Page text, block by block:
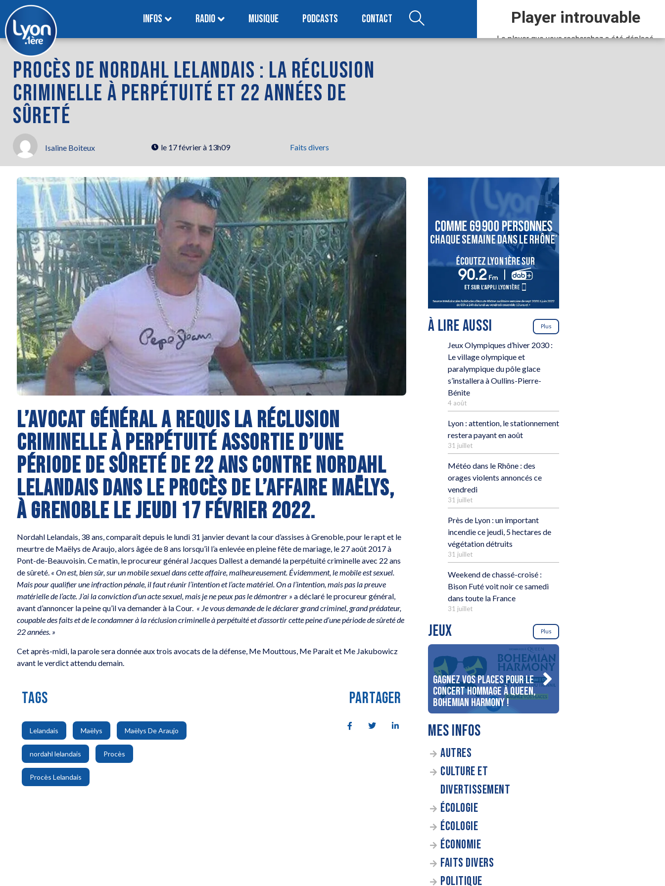
INFOS RADIO MUSIQUE PODCASTS CONTACT
PROCÈS DE NORDAHL LELANDAIS : LA RÉCLUSION
CRIMINELLE À PERPÉTUITÉ ET 22 ANNÉES DE
SÛRETÉ
Isaline Boiteux le 17 février à 13h09 Faits divers
L’AVOCAT GÉNÉRAL A REQUIS LA RÉCLUSION
CRIMINELLE À PERPÉTUITÉ ASSORTIE D’UNE
PÉRIODE DE SÛRETÉ DE 22 ANS CONTRE NORDAHL
LELANDAIS DANS LE PROCÈS DE L’AFFAIRE MAËLYS,
À GRENOBLE LE JEUDI 17 FÉVRIER 2022.
Nordahl Lelandais, 38 ans, comparaît depuis le lundi 31 janvier devant la cour d’assises à Grenoble, pour le rapt et le
meurtre de Maëlys de Araujo, alors âgée de 8 ans lorsqu’il l’a enlevée en pleine fête de mariage, le 27 août 2017 à
Pont-de-Beauvoisin. Ce matin, le procureur général Jacques Dallest a demandé la perpétuité criminelle avec 22 ans
de sûreté. « On est, bien sûr, sur un mobile sexuel dans cette affaire, malheureusement. Évidemment, le mobile est sexuel.
Mais pour qualifier une infraction pénale, il faut réunir l’intention et l’acte matériel. On a l’intention, mais pas la preuve
matérielle de l’acte. J’ai la conviction d’un acte sexuel, mais je ne peux pas le démontrer » a déclaré le procureur général,
avant d’annoncer la peine qu’il va demander à la Cour. « Je vous demande de le déclarer grand criminel, grand prédateur,
coupable des faits et de le condamner à la réclusion criminelle à perpétuité et d’assortir cette peine d’une période de sûreté de
22 années. »
Cet après-midi, la parole sera donnée aux trois avocats de la défense, Me Mouttous, Me Parait et Me Jakubowicz
avant le verdict attendu demain.
TAGS
Lelandais
,
Maëlys
,
Maëlys De Araujo
nordahl lelandais
,
Procès
Procès Lelandais
PARTAGER
À LIRE AUSSI Plus
Jeux Olympiques d’hiver 2030 :
Le village olympique et
paralympique du pôle glace
s’installera à Oullins-Pierre-
Bénite
4 août
Lyon : attention, le stationnement
restera payant en août
31 juillet
Météo dans le Rhône : des
orages violents annoncés ce
vendredi
31 juillet
Près de Lyon : un important
incendie ce jeudi, 5 hectares de
végétation détruits
31 juillet
Weekend de chassé-croisé :
Bison Futé voit noir ce samedi
dans toute la France
31 juillet
JEUX Plus
Gagnez vos places pour le
concert Hommage à Queen,
Bohemian Harmony !
MES INFOS
AUTRES
CULTURE ET
DIVERTISSEMENT
ÉCOLOGIE
ÉCOLOGIE
ÉCONOMIE
FAITS DIVERS
POLITIQUE